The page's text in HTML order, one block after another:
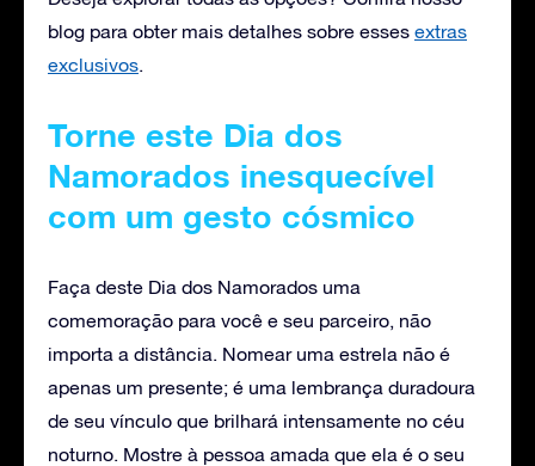
blog para obter mais detalhes sobre esses extras
exclusivos.
Torne este Dia dos
Namorados inesquecível
com um gesto cósmico
Faça deste Dia dos Namorados uma
comemoração para você e seu parceiro, não
importa a distância. Nomear uma estrela não é
apenas um presente; é uma lembrança duradoura
de seu vínculo que brilhará intensamente no céu
noturno. Mostre à pessoa amada que ela é o seu